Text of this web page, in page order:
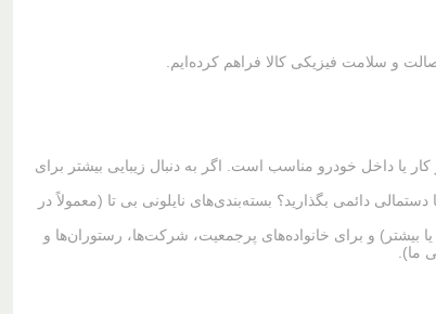
و سلامت فیزیکی کالا فراهم کرده‌ایم.
یا داخل خودرو مناسب است. اگر به دنبال زیبایی بیشتر برای
دائمی بگذارید؟ بسته‌بندی‌های نایلونی بی تا (معمولاً در
(اکونومی):این محصولات معمولاً در بسته‌بندی‌های بزرگ و شفاف عرضه می‌شوند. تعداد برگ‌ها در این بسته‌ها زیاد است (مثلاً ۵۰۰ برگ یا بیشتر) و برای خانواده‌های پرجمعیت، شرکت‌ها، رستوران‌ها و
ما).